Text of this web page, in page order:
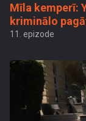
Mīla kemperī:
kriminālo
11. epizode